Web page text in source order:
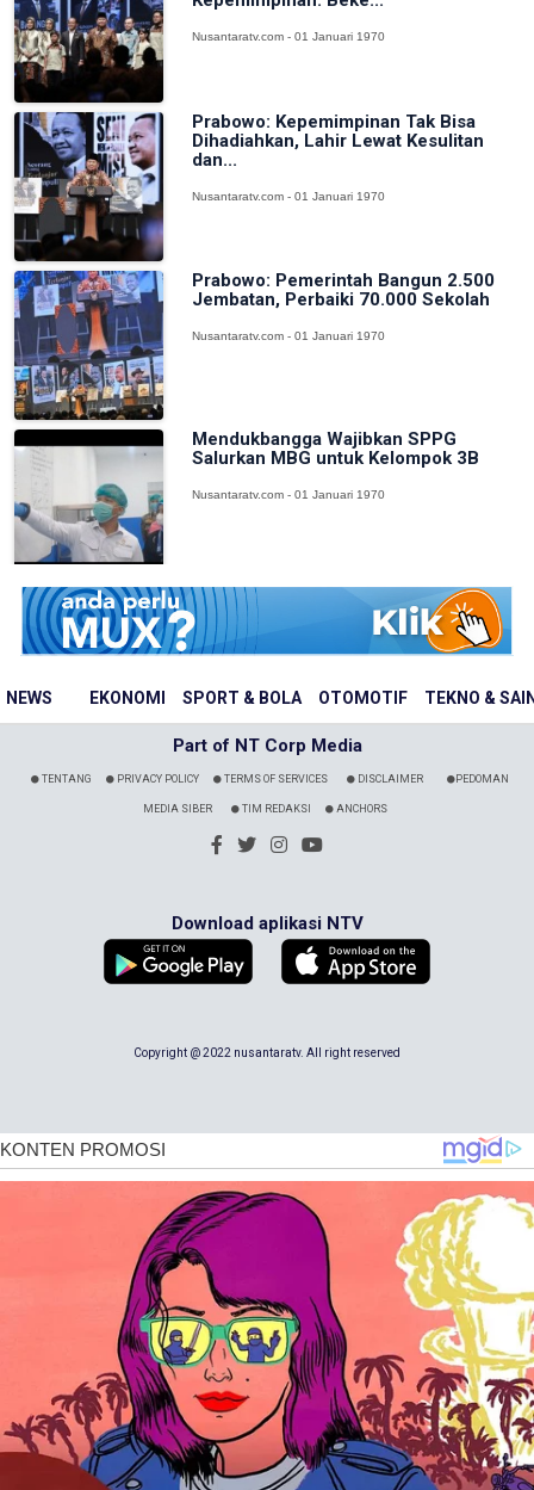
NEWS EKONOMI SPORT & BOLA OTOMOTIF TEKNO &
Nusantaratv.com - 01 Januari 1970
Prabowo: Kepemimpinan Tak Bisa
Dihadiahkan, Lahir Lewat Kesulitan
dan...
Nusantaratv.com - 01 Januari 1970
Prabowo: Pemerintah Bangun 2.500
Jembatan, Perbaiki 70.000 Sekolah
Nusantaratv.com - 01 Januari 1970
Mendukbangga Wajibkan SPPG
Salurkan MBG untuk Kelompok 3B
Nusantaratv.com - 01 Januari 1970
Part of NT Corp Media
TENTANG PRIVACY POLICY TERMS OF SERVICES DISCLAIMER PEDOMAN
MEDIA SIBER TIM REDAKSI ANCHORS
Download aplikasi NTV
Copyright @ 2022 nusantaratv. All right reserved